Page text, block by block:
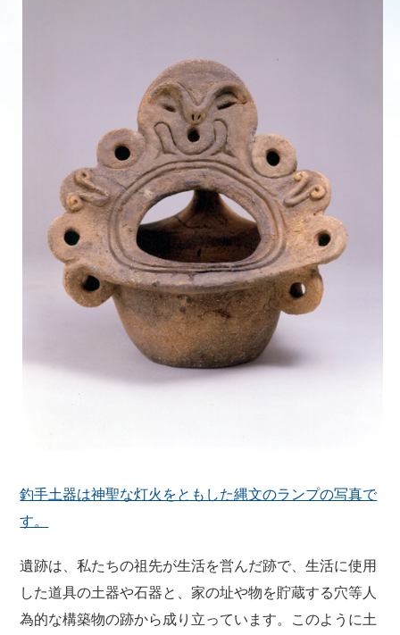
釣手土器は神聖な灯火をともした縄文のランプの写真で
す。
遺跡は、私たちの祖先が生活を営んだ跡で、生活に使用
した道具の土器や石器と、家の址や物を貯蔵する穴等人
為的な構築物の跡から成り立っています。このように土